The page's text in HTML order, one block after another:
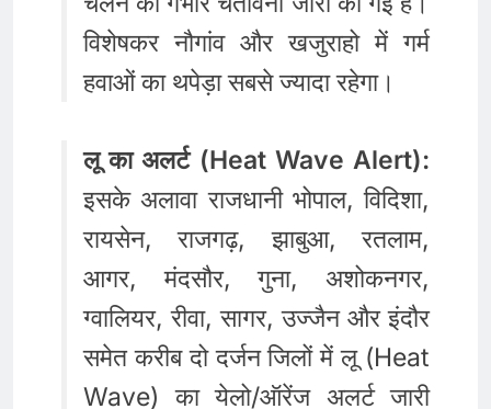
विशेषकर नौगांव और खजुराहो में गर्म
हवाओं का थपेड़ा सबसे ज्यादा रहेगा।
लू का अलर्ट (Heat Wave Alert):
इसके अलावा राजधानी भोपाल, विदिशा,
रायसेन, राजगढ़, झाबुआ, रतलाम,
आगर, मंदसौर, गुना, अशोकनगर,
ग्वालियर, रीवा, सागर, उज्जैन और इंदौर
समेत करीब दो दर्जन जिलों में लू (Heat
Wave) का येलो/ऑरेंज अलर्ट जारी